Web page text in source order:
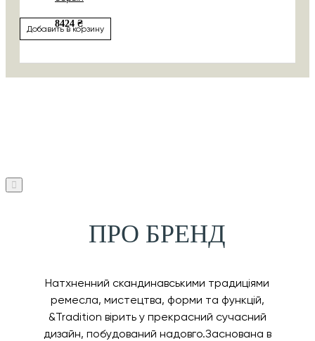
8424 ₴
Добавить в корзину
ПРО БРЕНД
Натхненний скандинавськими традиціями
ремесла, мистецтва, форми та функцій,
&Tradition вірить у прекрасний сучасний
дизайн, побудований надовго.Заснована в